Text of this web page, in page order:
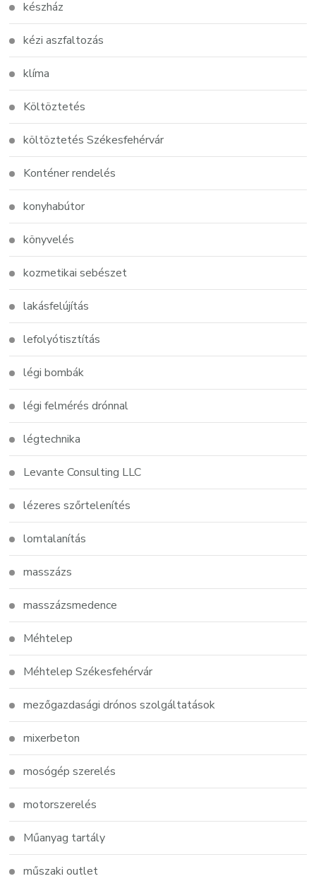
készház
kézi aszfaltozás
klíma
Költöztetés
költöztetés Székesfehérvár
Konténer rendelés
konyhabútor
könyvelés
kozmetikai sebészet
lakásfelújítás
lefolyótisztítás
légi bombák
légi felmérés drónnal
légtechnika
Levante Consulting LLC
lézeres szőrtelenítés
lomtalanítás
masszázs
masszázsmedence
Méhtelep
Méhtelep Székesfehérvár
mezőgazdasági drónos szolgáltatások
mixerbeton
mosógép szerelés
motorszerelés
Műanyag tartály
műszaki outlet